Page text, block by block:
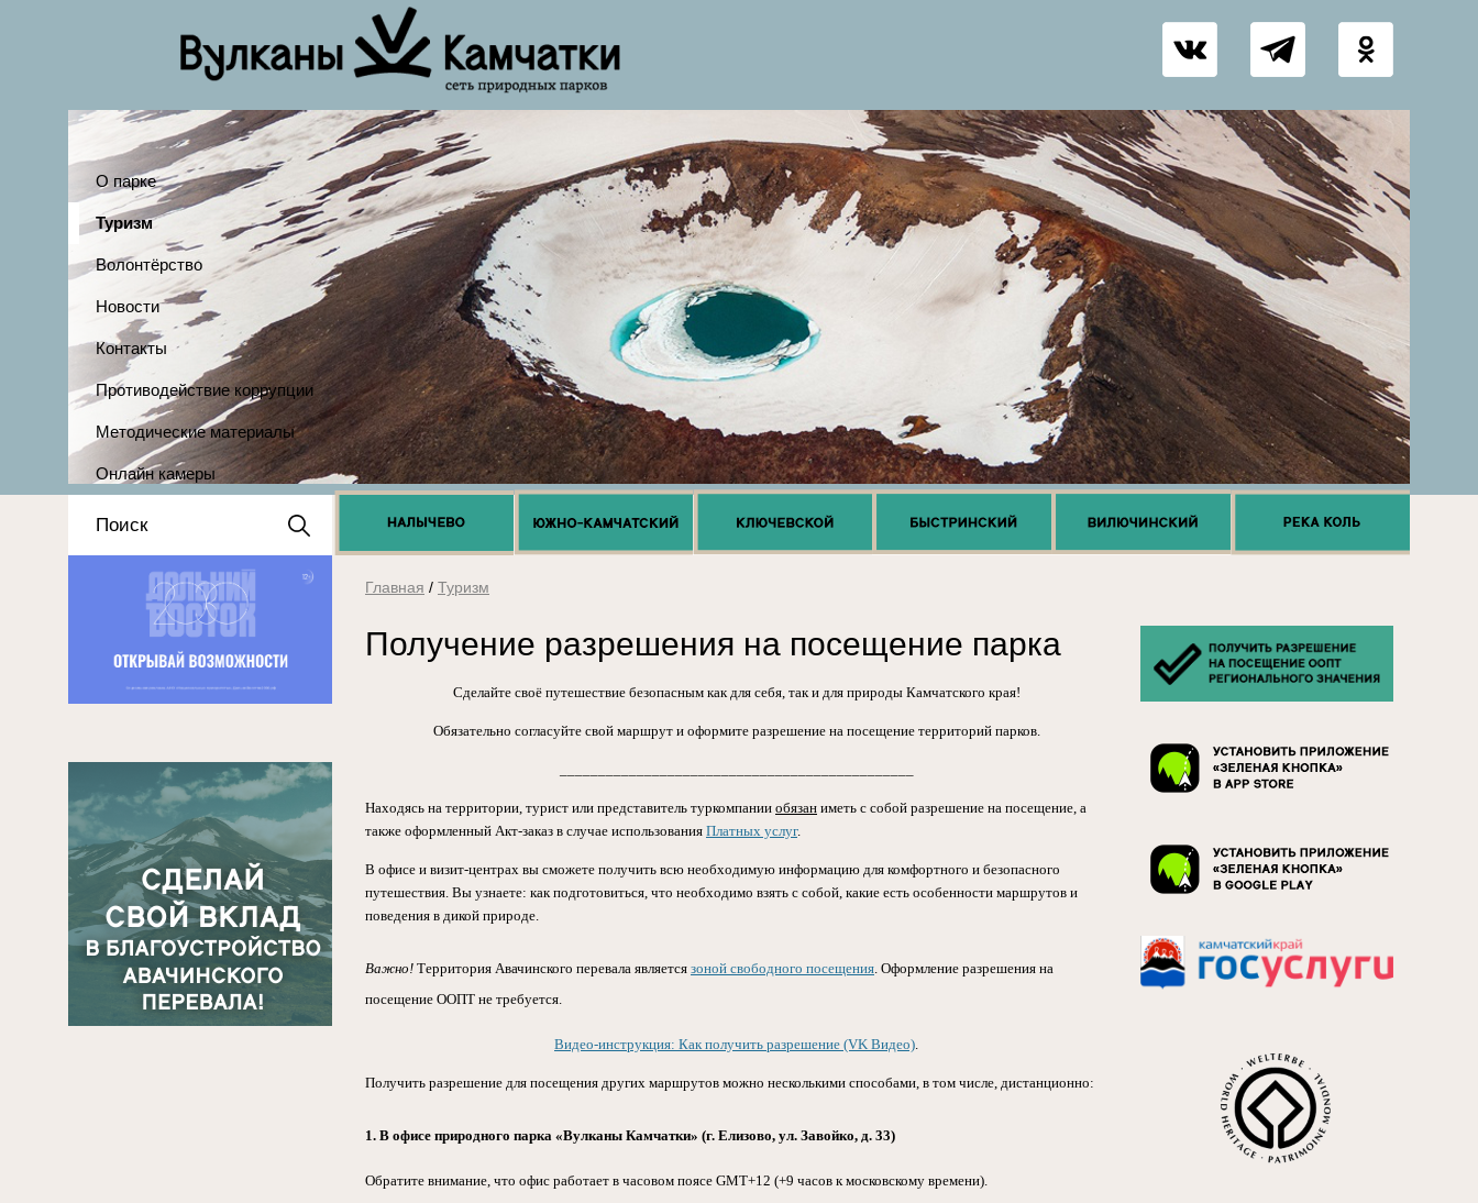
О парке
Туризм
Волонтёрство
Новости
Контакты
Противодействие коррупции
Методические материалы
Онлайн камеры
Положение о выдаче
разрешений 2025
Главная / Туризм
Получение разрешения на посещение парка
Сделайте своё путешествие безопасным как для себя, так и для природы Камчатского края!
Обязательно согласуйте свой маршрут и оформите разрешение на посещение территорий парков.
Находясь на территории, турист или представитель туркомпании обязан иметь с собой разрешение на посещение, а
также оформленный Акт-заказ в случае использования Платных услуг.
В офисе и визит-центрах вы сможете получить всю необходимую информацию для комфортного и безопасного
путешествия. Вы узнаете: как подготовиться, что необходимо взять с собой, какие есть особенности маршрутов и
поведения в дикой природе.
Важно! Территория Авачинского перевала является зоной свободного посещения . Оформление разрешения на
посещение ООПТ не требуется.
Видео-инструкция: Как получить разрешение (VK Видео)
Получить разрешение для посещения других маршрутов можно несколькими способами, в том числе, дистанционно:
1. В офисе природного парка «Вулканы Камчатки» (г. Елизово, ул. Завойко, д. 33)
Обратите внимание, что офис работает в часовом поясе GMT+12 (+9 часов к московскому времени).